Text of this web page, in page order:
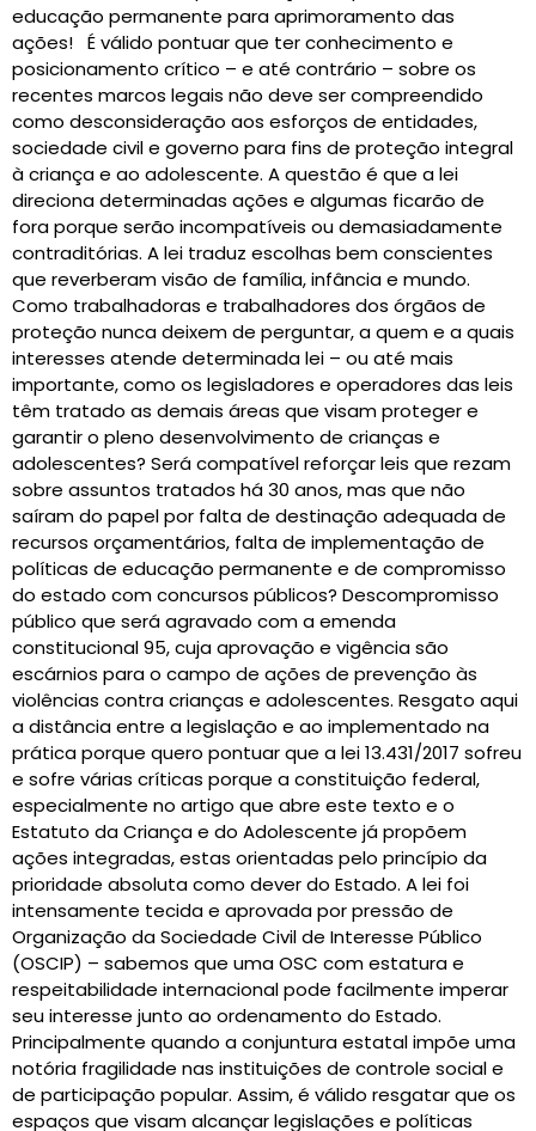
educação permanente para aprimoramento das
ações! É válido pontuar que ter conhecimento e
posicionamento crítico – e até contrário – sobre os
recentes marcos legais não deve ser compreendido
como desconsideração aos esforços de entidades,
sociedade civil e governo para fins de proteção integral
à criança e ao adolescente. A questão é que a lei
direciona determinadas ações e algumas ficarão de
fora porque serão incompatíveis ou demasiadamente
contraditórias. A lei traduz escolhas bem conscientes
que reverberam visão de família, infância e mundo.
Como trabalhadoras e trabalhadores dos órgãos de
proteção nunca deixem de perguntar, a quem e a quais
interesses atende determinada lei – ou até mais
importante, como os legisladores e operadores das leis
têm tratado as demais áreas que visam proteger e
garantir o pleno desenvolvimento de crianças e
adolescentes? Será compatível reforçar leis que rezam
sobre assuntos tratados há 30 anos, mas que não
saíram do papel por falta de destinação adequada de
recursos orçamentários, falta de implementação de
políticas de educação permanente e de compromisso
do estado com concursos públicos? Descompromisso
público que será agravado com a emenda
constitucional 95, cuja aprovação e vigência são
escárnios para o campo de ações de prevenção às
violências contra crianças e adolescentes. Resgato aqui
a distância entre a legislação e ao implementado na
prática porque quero pontuar que a lei 13.431/2017 sofreu
e sofre várias críticas porque a constituição federal,
especialmente no artigo que abre este texto e o
Estatuto da Criança e do Adolescente já propõem
ações integradas, estas orientadas pelo princípio da
prioridade absoluta como dever do Estado. A lei foi
intensamente tecida e aprovada por pressão de
Organização da Sociedade Civil de Interesse Público
(OSCIP) – sabemos que uma OSC com estatura e
respeitabilidade internacional pode facilmente imperar
seu interesse junto ao ordenamento do Estado.
Principalmente quando a conjuntura estatal impõe uma
notória fragilidade nas instituições de controle social e
de participação popular. Assim, é válido resgatar que os
espaços que visam alcançar legislações e políticas